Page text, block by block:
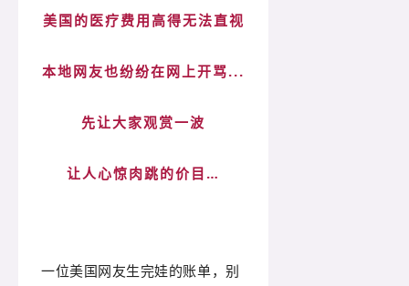
美国的医疗费用高得无法直视
本地网友也纷纷在网上开骂...
先让大家观赏一波
让人心惊肉跳的价目…
一位美国网友生完娃的账单，别